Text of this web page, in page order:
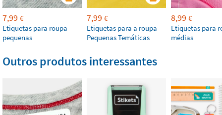
7,99 €
Etiquetas para roupa
pequenas
7,99 €
Etiquetas para a roupa
Pequenas Temáticas
8,99 €
Etiquetas para
médias
Outros produtos interessantes